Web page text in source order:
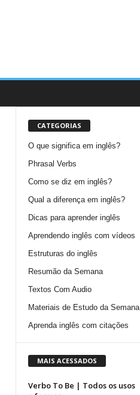
CATEGORIAS
O que significa em inglês?
Phrasal Verbs
Como se diz em inglês?
Qual a diferença em inglês?
Dicas para aprender inglês
Aprendendo inglês com vídeos
Estruturas do inglês
Resumão da Semana
Textos Com Audio
Materiais de Estudo da Semana
Aprenda inglês com citações
MAIS ACESSADOS
Verbo To Be | Todos os usos